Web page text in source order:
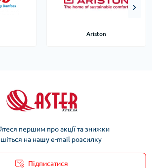
Ariston
першим про акції та знижки
на нашу e-mail розсилку
Підписатися